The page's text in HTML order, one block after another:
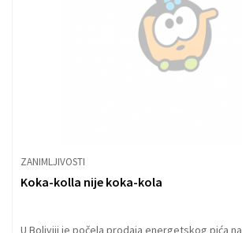
ZANIMLJIVOSTI
Koka-kolla nije koka-kola
U Boliviji je počela prodaja energetskog pića